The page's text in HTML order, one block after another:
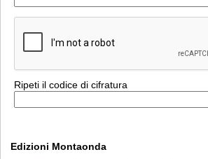
Ripeti il codice di cifratura
Edizioni Montaonda